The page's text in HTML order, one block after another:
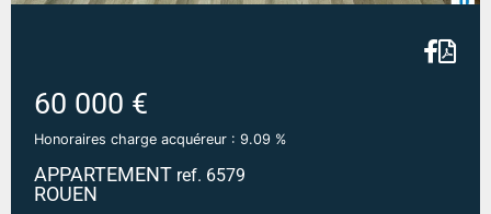
60 000 €
Honoraires charge acquéreur : 9.09 %
APPARTEMENT ref. 6579
ROUEN